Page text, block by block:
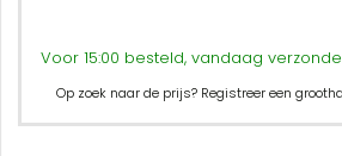
Voor 15:00 besteld, vandaag
Op zoek naar de prijs? Registreer een